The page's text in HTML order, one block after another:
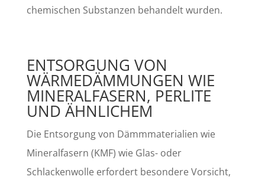
chemischen Substanzen behandelt wurden.
ENTSORGUNG VON
WÄRMEDÄMMUNGEN WIE
MINERALFASERN, PERLITE
UND ÄHNLICHEM
Die Entsorgung von Dämmmaterialien wie
Mineralfasern (KMF) wie Glas- oder
Schlackenwolle erfordert besondere Vorsicht,